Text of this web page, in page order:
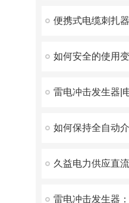
雷电冲击发生器|